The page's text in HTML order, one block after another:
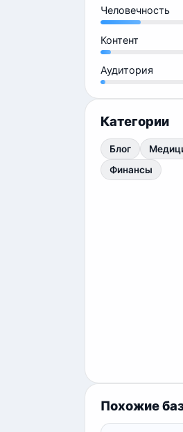
Человечность
Контент
Аудитория
Категории
Блог
Финансы
Похожие